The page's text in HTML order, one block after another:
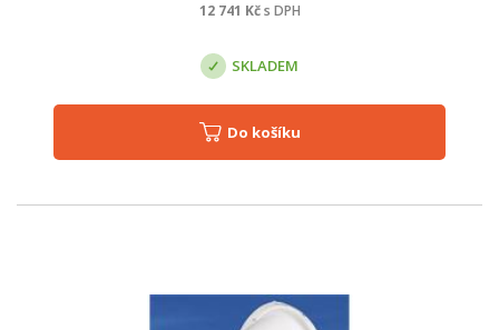
12 741 Kč s DPH
SKLADEM
Do košíku